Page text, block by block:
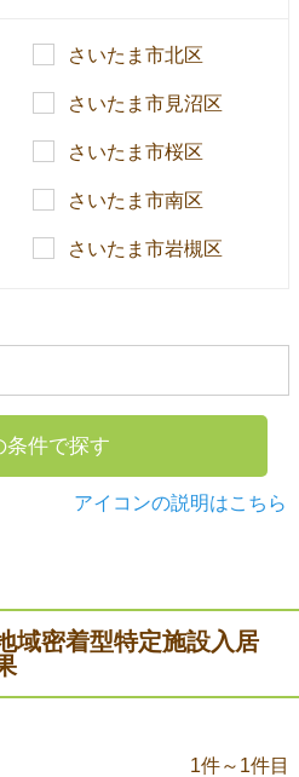
さいたま市北区
さいたま市見沼区
さいたま市桜区
さいたま市南区
さいたま市岩槻区
条件で探す
アイコンの説明はこちら
域密着型特定施設入居
1件～1件目